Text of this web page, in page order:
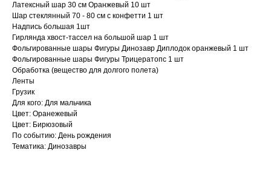
Латексный шар 30 см Оранжевый 10 шт
Шар стеклянный 70 - 80 см с конфетти 1 шт
Надпись большая 1шт
Гирлянда хвост-тассел на большой шар 1 шт
Фольгированные шары Фигуры Динозавр Диплодок оранжевый 1 шт
Фольгированные шары Фигуры Трицератопс 1 шт
Обработка (вещество для долгого полета)
Ленты
Грузик
Для кого: Для мальчика
Цвет: Оранежевый
Цвет: Бирюзовый
По событию: День рождения
Тематика: Динозавры